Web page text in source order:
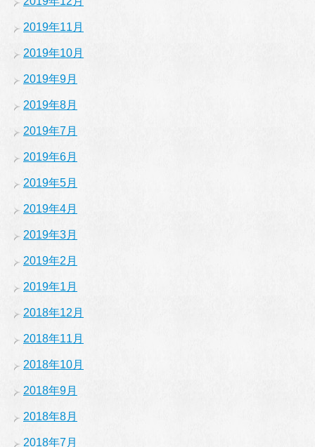
2019年11月
2019年10月
2019年9月
2019年8月
2019年7月
2019年6月
2019年5月
2019年4月
2019年3月
2019年2月
2019年1月
2018年12月
2018年11月
2018年10月
2018年9月
2018年8月
2018年7月